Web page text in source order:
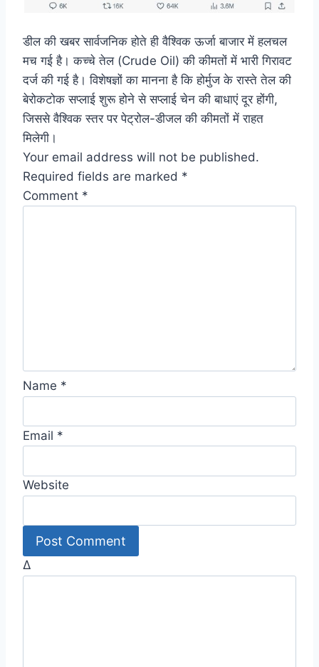
डील की खबर सार्वजनिक होते ही वैश्विक ऊर्जा बाजार में हलचल
मच गई है। कच्चे तेल (Crude Oil) की कीमतों में भारी गिरावट
दर्ज की गई है। विशेषज्ञों का मानना है कि होर्मुज के रास्ते तेल की
बेरोकटोक सप्लाई शुरू होने से सप्लाई चेन की बाधाएं दूर होंगी,
जिससे वैश्विक स्तर पर पेट्रोल-डीजल की कीमतों में राहत
मिलेगी।
Your email address will not be published.
Required fields are marked *
Comment *
Name *
Email *
Website
Δ